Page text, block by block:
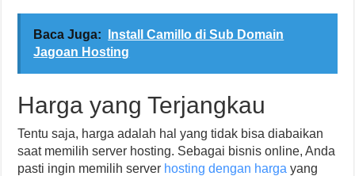
Baca Juga:
Install Camillo di Sub Domain
Jagoan Hosting
Harga yang Terjangkau
Tentu saja, harga adalah hal yang tidak bisa diabaikan
saat memilih server hosting. Sebagai bisnis online, Anda
pasti ingin memilih server hosting dengan harga yang